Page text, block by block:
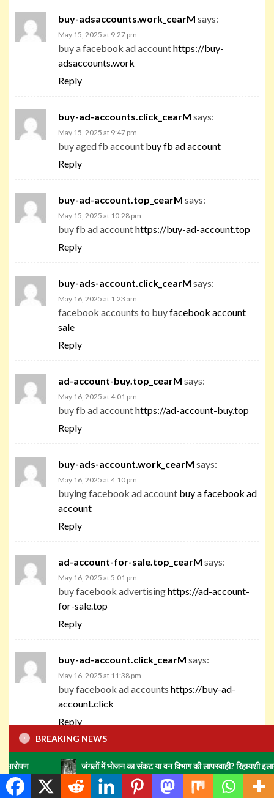
buy-adsaccounts.work_cearM says:
May 15, 2025 at 9:27 pm
buy a facebook ad accounthttps://buy-
adsaccounts.work
Reply
buy-ad-accounts.click_cearM says:
May 15, 2025 at 9:47 pm
buy aged fb account buy fb ad account
Reply
buy-ad-account.top_cearM says:
May 15, 2025 at 10:28 pm
buy fb ad accounthttps://buy-ad-account.top
Reply
buy-ads-account.click_cearM says:
May 16, 2025 at 1:23 am
facebook accounts to buyfacebook account
sale
Reply
ad-account-buy.top_cearM says:
May 16, 2025 at 4:01 pm
buy fb ad accounthttps://ad-account-buy.top
Reply
buy-ads-account.work_cearM says:
May 16, 2025 at 4:10 pm
buying facebook ad account buy a facebook ad
account
Reply
ad-account-for-sale.top_cearM says:
May 16, 2025 at 5:01 pm
buy facebook advertisinghttps://ad-account-
for-sale.top
Reply
buy-ad-account.click_cearM says:
May 16, 2025 at 11:38 pm
buy facebook ad accounts https://buy-ad-
account.click
Reply
Ralphpsype
May 17, 2025 at 1:48 am
Эта публикация погружает вас в мир
BREAKING NEWS
जंगलों में भोजन का संकट या वन विभाग की लापरवाही? रिहायशी इलाकों में हाथियों का